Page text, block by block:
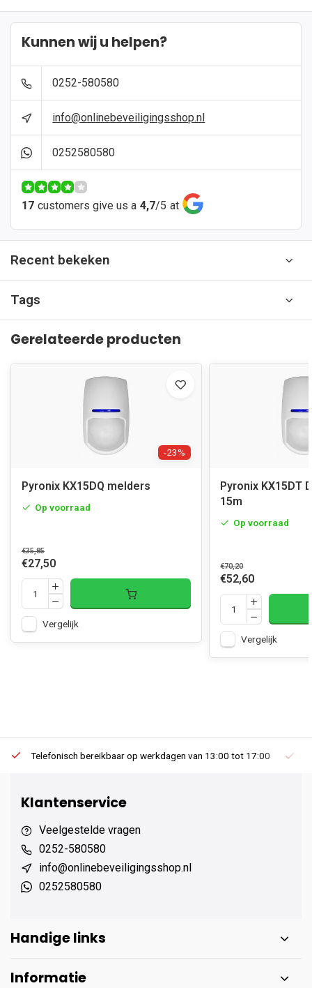
Kunnen wij u helpen?
0252-580580
info@onlinebeveiligingsshop.nl
0252580580
17 customers give us a 4,7/5 at
Recent bekeken
Tags
Gerelateerde producten
-23%
Pyronix KX15DQ melders
Op voorraad
€35,85
€27,50
Vergelijk
Pyronix KX15DT
15m
Op voorraad
€70,20
€52,60
Vergelijk
Telefonisch bereikbaar op werkdagen van 13:00 tot 17:00
Klantenservice
Veelgestelde vragen
0252-580580
info@onlinebeveiligingsshop.nl
0252580580
Handige links
Informatie